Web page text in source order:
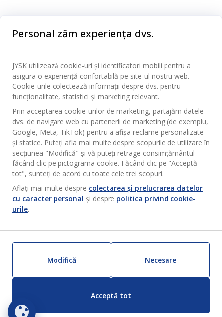
Birou
Sufragerie
Bucătărie
Depozitare
Perdele
Grădină
Pentru casă
Outlet
Produse noi
ZILNIC PREȚ MIC
Contact Relații Clienți
Magazine și program
Broșură
Termeni si conditii vânzări online
Garantia prețului
Garanția Produselor
Politica de confidentialitate
Card cadou
Reclamații
Siguranță
JYSK
Despre JYSK
JYSK.com
Presă
Locuri de muncă
Newsletter
Inspirație
SEDIU CENTRAL
TAROL-DD S.R.L. str. Jubiliara, 41A mun. Chișinău, Republica
Moldova
JYSK BUSINESS TO BUSINESS
Vânzări și relații clienți persoane juridice
Telefon: 060 531 531
E-mail: jysk@jysk.md
JYSK RELAȚII CLIENȚI
Contact Relații Clienți
Telefon: 022 022 030
E-mail: support@jysk.md
Urmărește Jysk
Personalizăm experiența dvs.
JYSK utilizează cookie-uri și identificatori mobili pentru a
asigura o experiență confortabilă pe site-ul nostru web.
Cookie-urile colectează informații despre dvs. pentru
funcționalitate, statistici și marketing relevant.
Prin acceptarea cookie-urilor de marketing, partajăm datele
dvs. de navigare web cu partenerii de marketing (de exemplu,
Google, Meta, TikTok) pentru a afișa reclame personalizate
și statice. Puteți afla mai multe despre scopurile de utilizare în
secțiunea "Modifică" și vă puteți retrage consimțământul
făcând clic pe pictograma cookie. Făcând clic pe "Acceptă
tot", sunteți de acord cu toate cele trei scopuri.
Aflați mai multe despre colectarea și prelucrarea datelor
cu caracter personal și despre politica privind cookie-
urile.
Modifică Necesare
Acceptă tot